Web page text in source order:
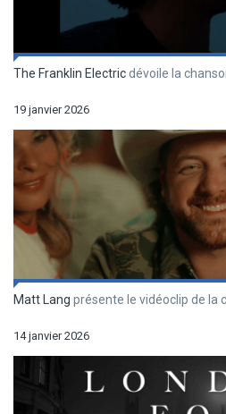
The Franklin Electricdévoile la
19 janvier 2026
Matt Lang présente le vidéoclip de la
14 janvier 2026